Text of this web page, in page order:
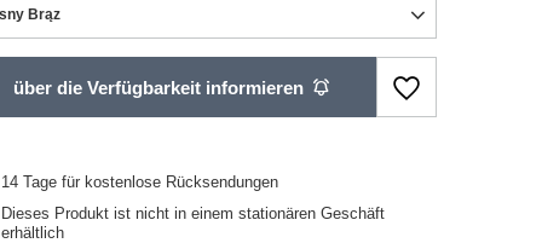
Brąz
über die Verfügbarkeit informieren
14 Tage für kostenlose Rücksendungen
Dieses Produkt ist nicht in einem stationären Geschäft
erhältlich